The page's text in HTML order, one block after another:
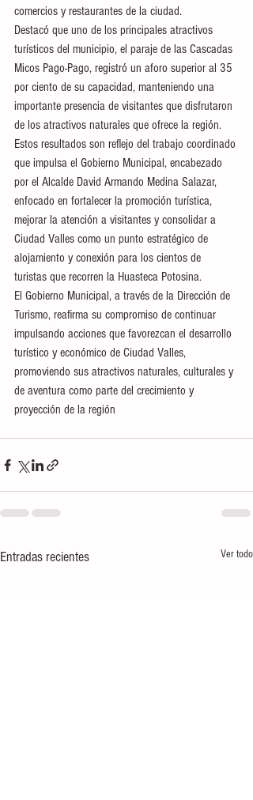
comercios y restaurantes de la ciudad.
Destacó que uno de los principales atractivos
turísticos del municipio, el paraje de las Cascadas
Micos Pago-Pago, registró un aforo superior al 35
por ciento de su capacidad, manteniendo una
importante presencia de visitantes que disfrutaron
de los atractivos naturales que ofrece la región.
Estos resultados son reflejo del trabajo coordinado
que impulsa el Gobierno Municipal, encabezado
por el Alcalde David Armando Medina Salazar,
enfocado en fortalecer la promoción turística,
mejorar la atención a visitantes y consolidar a
Ciudad Valles como un punto estratégico de
alojamiento y conexión para los cientos de
turistas que recorren la Huasteca Potosina.
El Gobierno Municipal, a través de la Dirección de
Turismo, reafirma su compromiso de continuar
impulsando acciones que favorezcan el desarrollo
turístico y económico de Ciudad Valles,
promoviendo sus atractivos naturales, culturales y
de aventura como parte del crecimiento y
proyección de la región
Entradas recientes Ver todo